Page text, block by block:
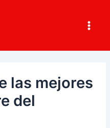
Main
las mejores
del